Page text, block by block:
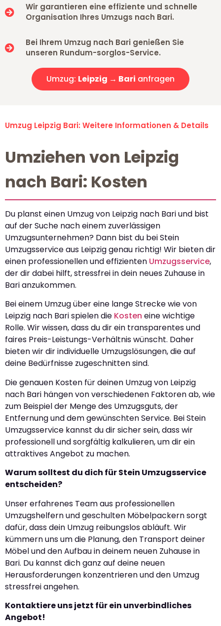
Wir garantieren eine effiziente und schnelle
Organisation Ihres Umzugs nach Bari.
Bei Ihrem Umzug nach Bari genießen Sie
unseren Rundum-sorglos-Service.
Umzug: Leipzig → Bari anfragen
Umzug Leipzig Bari: Weitere Informationen & Details
Umziehen von Leipzig
nach Bari: Kosten
Du planst einen Umzug von Leipzig nach Bari und bist
auf der Suche nach einem zuverlässigen
Umzugsunternehmen? Dann bist du bei Stein
Umzugsservice aus Leipzig genau richtig! Wir bieten dir
einen professionellen und effizienten Umzugsservice,
der dir dabei hilft, stressfrei in dein neues Zuhause in
Bari anzukommen.
Bei einem Umzug über eine lange Strecke wie von
Leipzig nach Bari spielen die Kosten eine wichtige
Rolle. Wir wissen, dass du dir ein transparentes und
faires Preis-Leistungs-Verhältnis wünscht. Daher
bieten wir dir individuelle Umzugslösungen, die auf
deine Bedürfnisse zugeschnitten sind.
Die genauen Kosten für deinen Umzug von Leipzig
nach Bari hängen von verschiedenen Faktoren ab, wie
zum Beispiel der Menge des Umzugsguts, der
Entfernung und dem gewünschten Service. Bei Stein
Umzugsservice kannst du dir sicher sein, dass wir
professionell und sorgfältig kalkulieren, um dir ein
attraktives Angebot zu machen.
Warum solltest du dich für Stein Umzugsservice
entscheiden?
Unser erfahrenes Team aus professionellen
Umzugshelfern und geschulten Möbelpackern sorgt
dafür, dass dein Umzug reibungslos abläuft. Wir
kümmern uns um die Planung, den Transport deiner
Möbel und den Aufbau in deinem neuen Zuhause in
Bari. Du kannst dich ganz auf deine neuen
Herausforderungen konzentrieren und den Umzug
stressfrei angehen.
Kontaktiere uns jetzt für ein unverbindliches
Angebot!